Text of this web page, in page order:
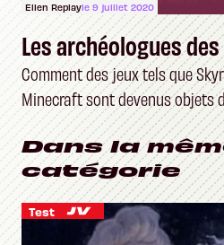
Ellen Replayle 9 juillet 2020
Les archéologues
Comment des jeux tels que
Minecraft sont devenus objets
Dans la
catégorie
Test